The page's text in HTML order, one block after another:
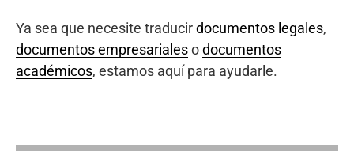
Ya sea que necesite traducirdocumentos legales,
documentos empresarialesodocumentos
académicos, estamos aquí para ayudarle.